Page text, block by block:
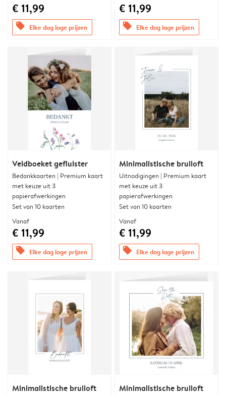
€ 11,99
offers Elke dag lage prijzen
€ 11,99
offers Elke dag lage prijzen
Veldboeket gefluister
Bedankkaarten | Premium kaart
met keuze uit 3
papierafwerkingen
Set van 10 kaarten
Vanaf
€ 11,99
offers Elke dag lage prijzen
Minimalistische bruiloft
Uitnodigingen | Premium kaart
met keuze uit 3
papierafwerkingen
Set van 10 kaarten
Vanaf
€ 11,99
offers Elke dag lage prijzen
Minimalistische bruiloft Minimalistische bruiloft